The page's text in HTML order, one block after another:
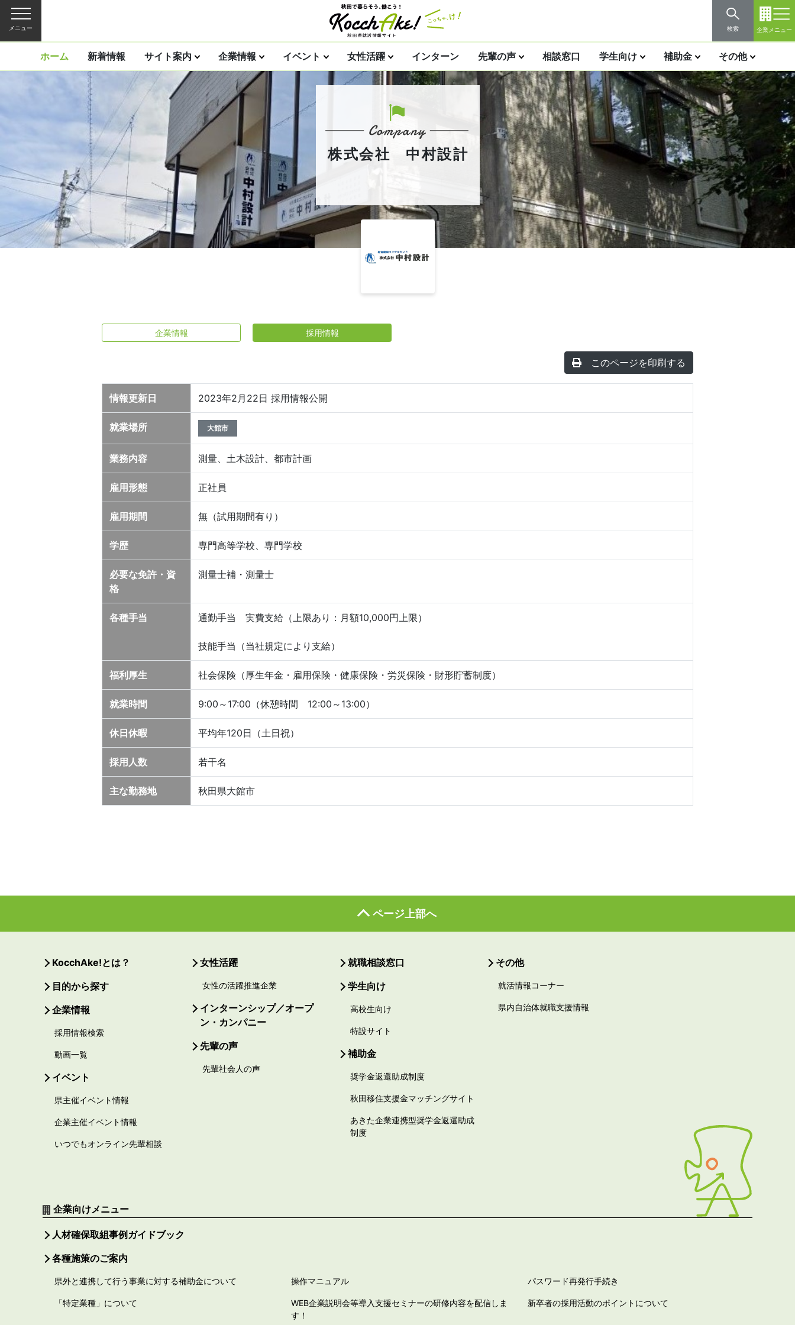
メニュー 検索 企業メニュー
ホーム 新着情報 サイト案内 企業情報 イベント 女性活躍 インターン 先輩の声 相談窓口 学生向け 補助金 その他
株式会社 中村設計
企業情報 採用情報
このページを印刷する
情報更新日 2023年2月22日 採用情報公開
就業場所 大館市
業務内容 測量、土木設計、都市計画
雇用形態 正社員
雇用期間 無（試用期間有り）
学歴 専門高等学校、専門学校
必要な免許・資
格
測量士補・測量士
各種手当 通勤手当 実費支給（上限あり：月額10,000円上限）
技能手当（当社規定により支給）
福利厚生 社会保険（厚生年金・雇用保険・健康保険・労災保険・財形貯蓄制度）
就業時間 9:00～17:00（休憩時間 12:00～13:00）
休日休暇 平均年120日（土日祝）
採用人数 若干名
主な勤務地 秋田県大館市
ページ上部へ
KocchAke!とは？
目的から探す
企業情報
採用情報検索
動画一覧
イベント
県主催イベント情報
企業主催イベント情報
いつでもオンライン先輩相談
女性活躍
女性の活躍推進企業
インターンシップ／オープ
ン・カンパニー
先輩の声
先輩社会人の声
就職相談窓口
学生向け
高校生向け
特設サイト
補助金
奨学金返還助成制度
秋田移住支援金マッチングサイト
あきた企業連携型奨学金返還助成
制度
その他
就活情報コーナー
県内自治体就職支援情報
企業向けメニュー
人材確保取組事例ガイドブック
各種施策のご案内
県外と連携して行う事業に対する補助金について 操作マニュアル パスワード再発行手続き
「特定業種」について
WEB企業説明会等導入支援セミナーの研修内容を配信しま
す！
新卒者の採用活動のポイントについて